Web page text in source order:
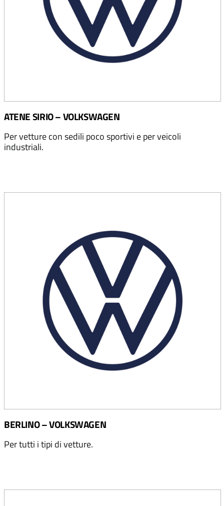
ATENE SIRIO – VOLKSWAGEN
Per vetture con sedili poco sportivi e per veicoli
industriali.
BERLINO – VOLKSWAGEN
Per tutti i tipi di vetture.